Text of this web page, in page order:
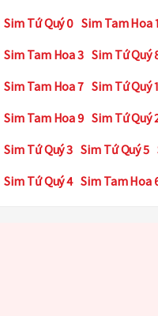
Sim Tứ Quý 0 Sim Tam Hoa 1
Sim Tam Hoa 3 Sim Tứ Quý
Sim Tam Hoa 7 Sim Tứ Quý 1
Sim Tam Hoa 9 Sim Tứ Quý
Sim Tứ Quý 3 Sim Tứ Quý 5
Sim Tứ Quý 4 Sim Tam Hoa